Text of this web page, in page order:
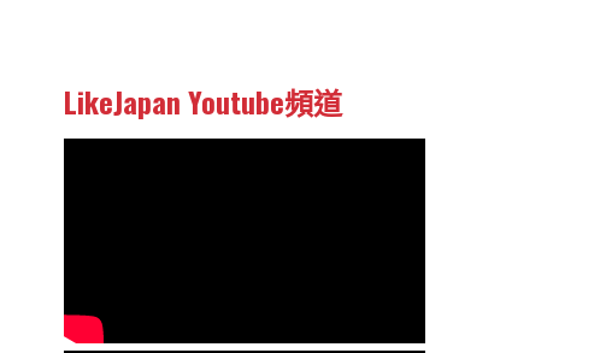
LikeJapan Youtube頻道